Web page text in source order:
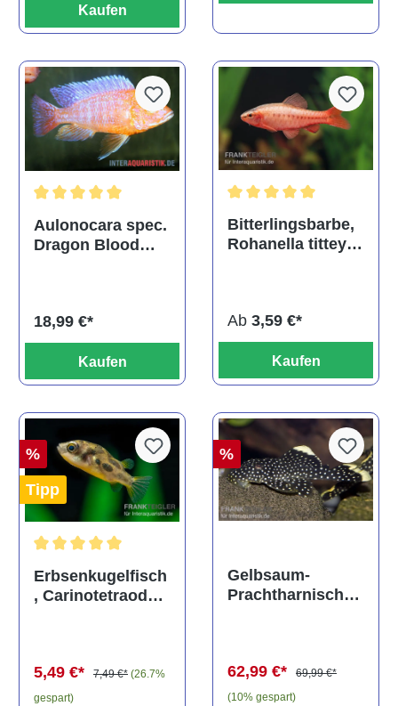
Kaufen
Durchschnittliche Bewertung von 5 von 5 Sternen
Aulonocara spec.
Dragon Blood
18,99 €*
Kaufen
Bitterlingsbarbe,
Rohanella titteya,
Ab 3,59 €*
Kaufen
%
Tipp
Durchschnittliche Bewertung von 5 von 5 Sternen
Erbsenkugelfisch
, Carinotetraodon
5,49 €* 7,49 €* (26.7%
gespart)
%
Gelbsaum-
Prachtharnischw
62,99 €*
69,99 €*
(10% gespart)